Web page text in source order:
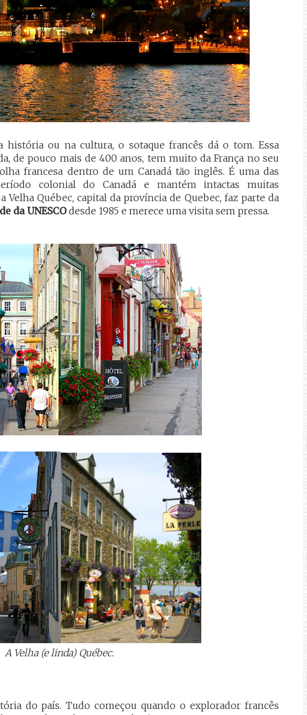
história ou na cultura, o sotaque francês dá o tom. Essa
de pouco mais de 400 anos, tem muito da França no seu
francesa dentro de um Canadá tão inglês. É uma das
colonial do Canadá e mantém intactas muitas
Velha Québec, capital da província de Quebec, faz parte da
da UNESCOdesde 1985 e merece uma visita sem pressa.
A Velha (e linda) Québec.
do país. Tudo começou quando o explorador francês